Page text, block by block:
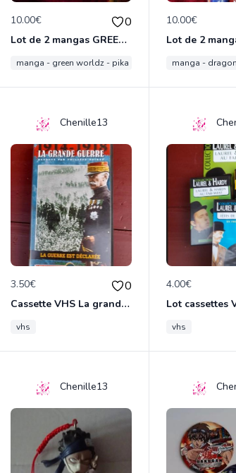
10.00€ 0
Lot de 2 mangas GREEN WORLDZ
manga - green worldz - pika
10.00€
manga -
soleil
Chenille13
3.50€ 0
Cassette VHS La grande guerre 1914-1918
vhs
4.00€
vhs
Chenille13